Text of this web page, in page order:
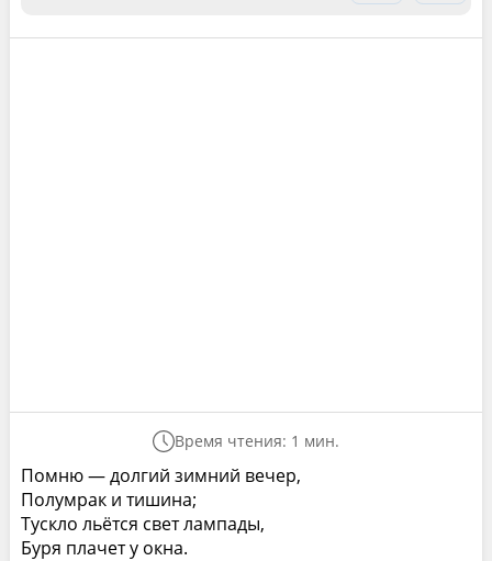
Время чтения: 1 мин.
Помню — долгий зимний вечер,
Полумрак и тишина;
Тускло льётся свет лампады,
Буря плачет у окна.